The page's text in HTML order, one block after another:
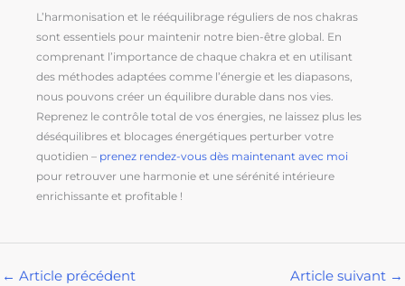
L’harmonisation et le rééquilibrage réguliers de nos chakras
sont essentiels pour maintenir notre bien-être global. En
comprenant l’importance de chaque chakra et en utilisant
des méthodes adaptées comme l’énergie et les diapasons,
nous pouvons créer un équilibre durable dans nos vies.
Reprenez le contrôle total de vos énergies, ne laissez plus les
déséquilibres et blocages énergétiques perturber votre
quotidien – prenez rendez-vous dès maintenant avec moi
pour retrouver une harmonie et une sérénité intérieure
enrichissante et profitable !
← Article précédent Article suivant →